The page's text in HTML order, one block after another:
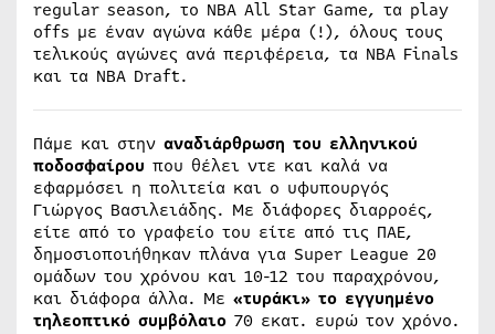
regular season, το NBA All Star Game, τα play
offs με έναν αγώνα κάθε μέρα (!), όλους τους
τελικούς αγώνες ανά περιφέρεια, τα NBA Finals
και τα NBA Draft.
Πάμε και στην αναδιάρθρωση του ελληνικού
ποδοσφαίρου που θέλει ντε και καλά να
εφαρμόσει η πολιτεία και ο υφυπουργός
Γιώργος Βασιλειάδης. Με διάφορες διαρροές,
είτε από το γραφείο του είτε από τις ΠΑΕ,
δημοσιοποιήθηκαν πλάνα για Super League 20
ομάδων του χρόνου και 10-12 του παραχρόνου,
και διάφορα άλλα. Με «τυράκι» το εγγυημένο
τηλεοπτικό συμβόλαιο 70 εκατ. ευρώ τον χρόνο.